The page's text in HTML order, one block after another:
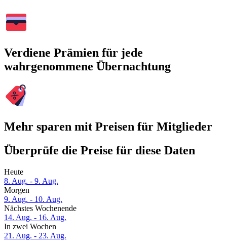
Verdiene Prämien für jede
wahrgenommene Übernachtung
Mehr sparen mit Preisen für Mitglieder
Überprüfe die Preise für diese Daten
Heute
8. Aug. - 9. Aug.
Morgen
9. Aug. - 10. Aug.
Nächstes Wochenende
14. Aug. - 16. Aug.
In zwei Wochen
21. Aug. - 23. Aug.